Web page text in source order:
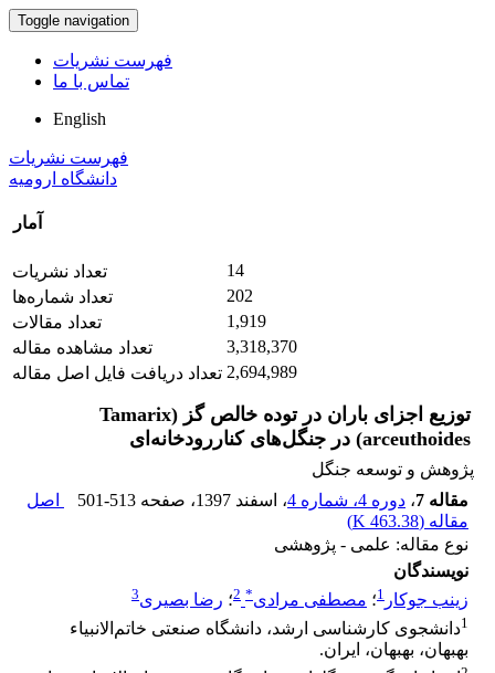
Toggle navigation
فهرست نشریات
تماس با ما
English
فهرست نشریات
دانشگاه ارومیه
آمار
تعداد نشریات
14
تعداد شماره‌ها
202
تعداد مقالات
1,919
تعداد مشاهده مقاله
3,318,370
تعداد دریافت فایل اصل مقاله 2,694,989
توزیع اجزای باران در توده‌ خالص گز (Tamarix
arceuthoides) در جنگل‌های کنار‌رودخانه‌ای
پژوهش و توسعه جنگل
مقاله 7
، دوره 4، شماره 4 ، اسفند 1397 ، صفحه 501-513
اصل
مقاله (463.38 K
)
نوع مقاله: علمی - پژوهشی
نویسندگان
زینب جوکار 1؛ مصطفی مرادی*
2؛ رضا بصیری3
1دانشجوی کارشناسی ارشد، دانشگاه صنعتی خاتم‌الانبیاء
بهبهان، بهبهان، ایران.